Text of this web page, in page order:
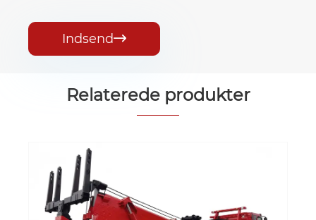
Indsend
Relaterede produkter